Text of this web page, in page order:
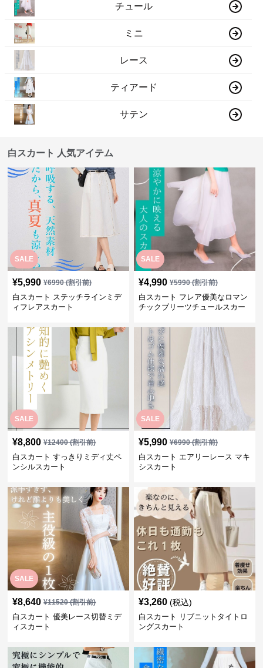
チュール
ミニ
レース
ティアード
サテン
白スカート 人気アイテム
SALE
¥5,990 ¥6990(割引前)
白スカート ステッチラインミデ
ィフレアスカート
SALE
¥4,990 ¥5990(割引前)
白スカート フレア優美なロマン
チックブリーツチュールスカー
SALE
¥8,800 ¥12400(割引前)
白スカート すっきりミディ丈ペ
ンシルスカート
SALE
¥5,990 ¥6990(割引前)
白スカート エアリーレース マキ
シスカート
SALE
¥8,640 ¥11520(割引前)
白スカート 優美レース切替ミデ
ィスカート
¥3,260 (税込)
白スカート リブニットタイトロ
ングスカート